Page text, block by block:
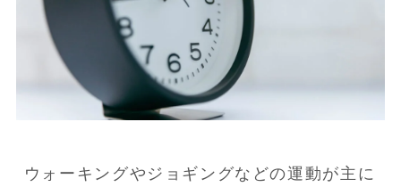
ウォーキングやジョギングなどの運動が主に